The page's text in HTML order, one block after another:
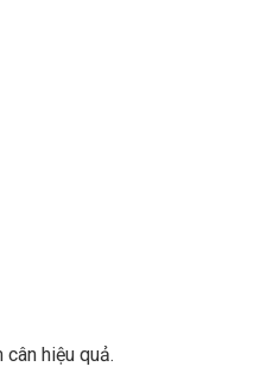
hiệu quả.